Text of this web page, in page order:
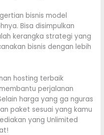
bisnis model
Bisa disimpulkan
kerangka strategi yang
bisnis dengan lebih
hosting terbaik
perjalanan
harga yang ga nguras
paket sesuai yang kamu
yang Unlimited